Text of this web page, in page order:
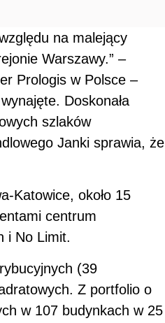
na malejący
Warszawy.” –
Prologis w Polsce –
Doskonała
szlaków
Janki sprawia, że
Katowice, około 15
centrum
i No Limit.
(39
Z portfolio o
w 107 budynkach w 25